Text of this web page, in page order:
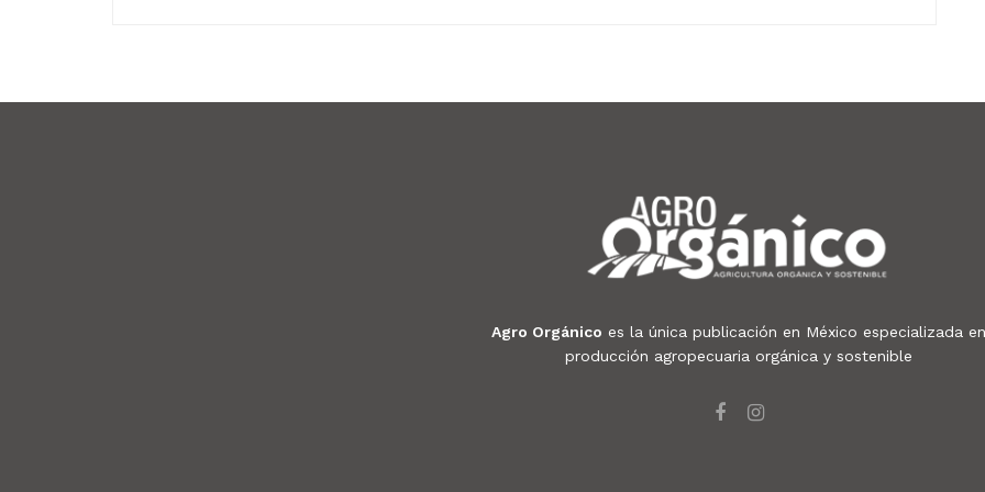
Agro Orgánico es la única publicación en México especializada en
producción agropecuaria orgánica y sostenible